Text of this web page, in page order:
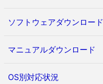
ソフトウェアダウンロード
マニュアルダウンロード
OS別対応状況